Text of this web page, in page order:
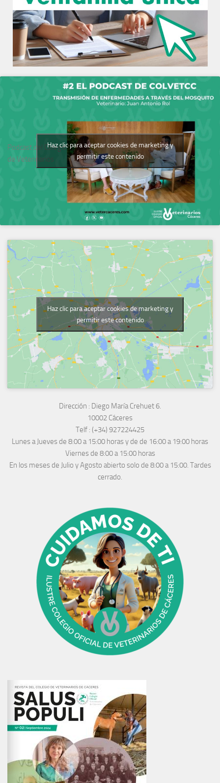
Podcast del Colegio
de Veterinarios
Haz clic para aceptar cookies de marketing y
permitir este contenido
Haz clic para aceptar cookies de marketing y
permitir este contenido
Dirección : Diego María Crehuet 6.
10002 Cáceres
Telf : (+34) 927224425
Lunes a Jueves de 8:00 a 15:00 horas y de de 16:00 a 19:00 horas
Viernes de 8:00 a 15:00 horas
En los meses de Julio y Agosto abierto solo de 8:00 a 15:00. Tardes
cerrado.